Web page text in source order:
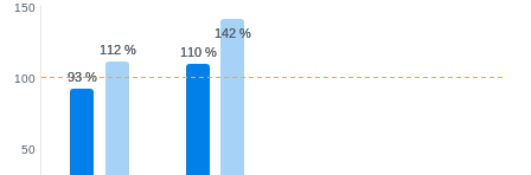
93 %
93 %
110 %
110 %
112 %
112 %
142 %
142 %
50
100
150